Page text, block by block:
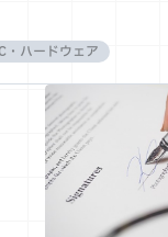
・ハードウェア